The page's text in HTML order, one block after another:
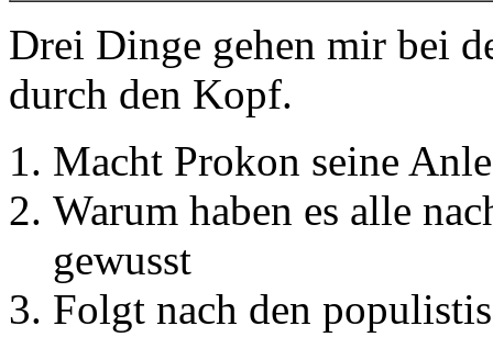
Drei Dinge gehen mir bei
durch den Kopf.
Macht Prokon seine
Warum haben es alle
gewusst
Folgt nach den